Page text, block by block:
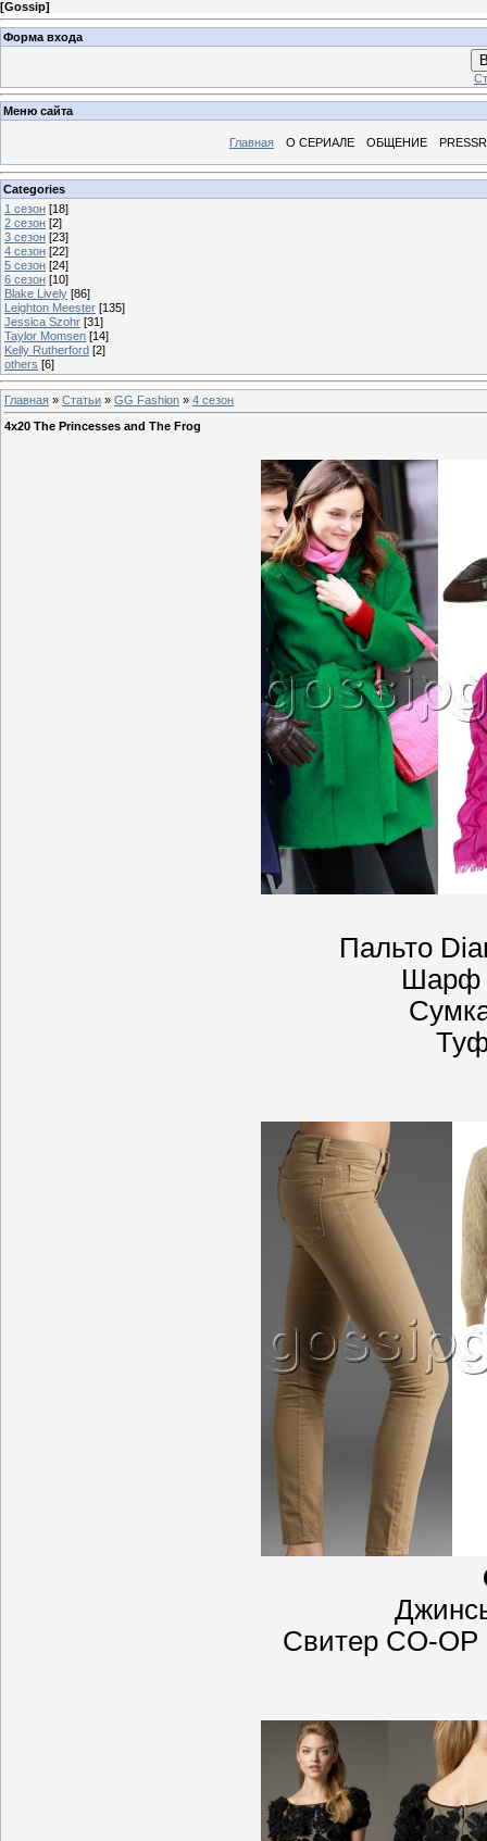
[Gossip]
Форма входа
Меню сайта
Главная О СЕРИАЛЕ ОБЩЕНИЕ
Categories
1 сезон [18]
2 сезон [2]
3 сезон [23]
4 сезон [22]
5 сезон [24]
6 сезон [10]
Blake Lively [86]
Leighton Meester [135]
Jessica Szohr [31]
Taylor Momsen [14]
Kelly Rutherford [2]
others [6]
Главная » Статьи » GG Fashion » 4 сезон
4x20 The Princesses and The Frog
Пальто
Шарф
Свитер CO-OP